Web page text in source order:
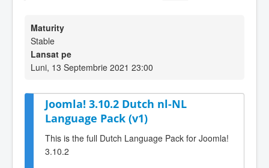
Maturity
Stable
Lansat pe
Luni, 13 Septembrie 2021 23:00
Joomla! 3.10.2 Dutch nl-NL
Language Pack (v1)
This is the full Dutch Language Pack for Joomla!
3.10.2